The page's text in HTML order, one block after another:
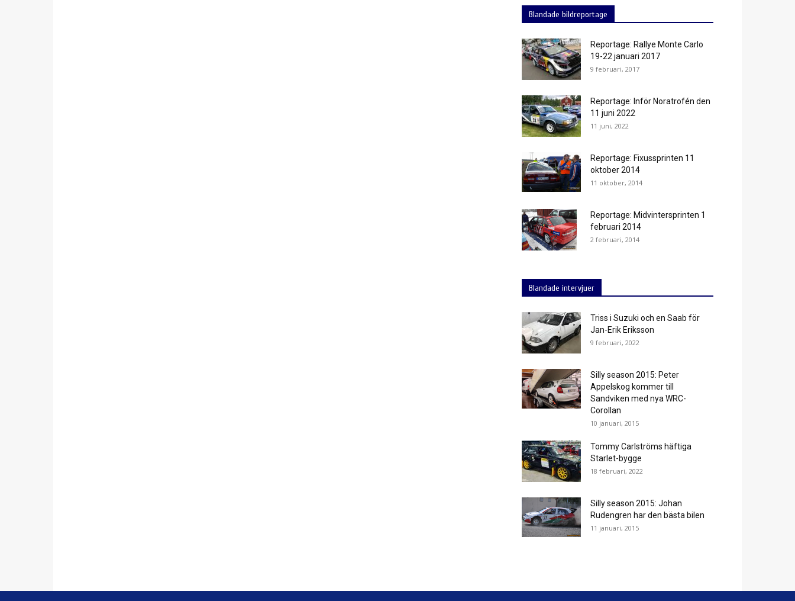
Blandade bildreportage
Reportage: Rallye Monte Carlo
19-22 januari 2017
9 februari, 2017
Reportage: Inför Noratrofén den
11 juni 2022
11 juni, 2022
Reportage: Fixussprinten 11
oktober 2014
11 oktober, 2014
Reportage: Midvintersprinten 1
februari 2014
2 februari, 2014
Blandade intervjuer
Triss i Suzuki och en Saab för
Jan-Erik Eriksson
9 februari, 2022
Silly season 2015: Peter
Appelskog kommer till
Sandviken med nya WRC-
Corollan
10 januari, 2015
Tommy Carlströms häftiga
Starlet-bygge
18 februari, 2022
Silly season 2015: Johan
Rudengren har den bästa bilen
11 januari, 2015